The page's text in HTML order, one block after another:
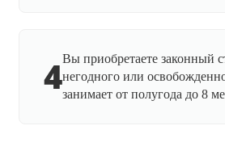
4Вы приобретаете законный
негодного или
занимает от полугода до 8